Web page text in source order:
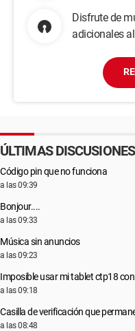
Disfrute de
adicionales
ÚLTIMAS DISCUSIONES
Código pin que no funciona
a las 09:39
Bonjour....
a las 09:33
Música sin anuncios
a las 09:23
Imposible usar mi tablet ctp18
a las 09:18
Casilla de verificación que
a las 08:48